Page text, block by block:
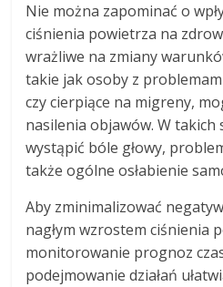
Nie można zapominać o
ciśnienia powietrza na
wrażliwe na zmiany
takie jak osoby z
czy cierpiące na migreny,
nasilenia objawów. W takich
wystąpić bóle głowy,
także ogólne osłabienie
Aby zminimalizować
nagłym wzrostem ciśnienia
monitorowanie prognoz
podejmowanie działań